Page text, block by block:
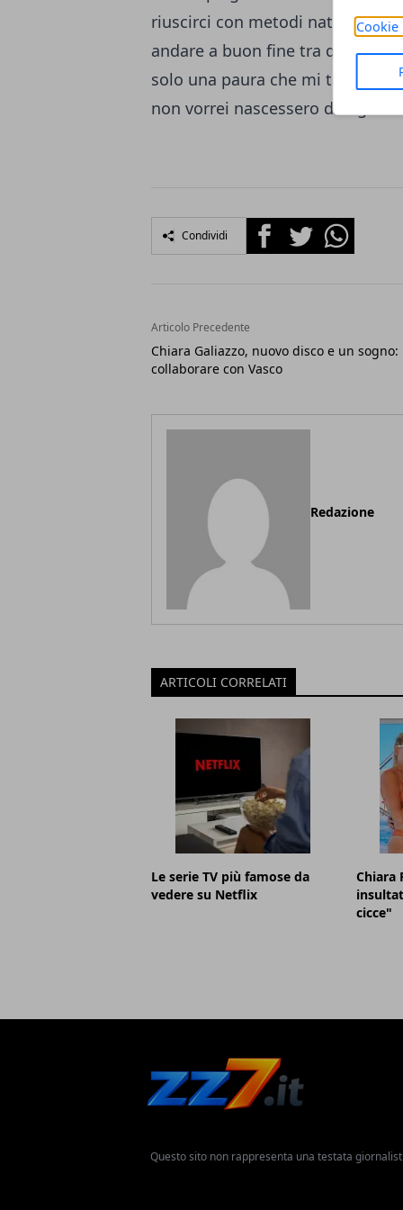
Cookie
riuscirci con metodi naturali;
andare a buon fine tra qualche
solo una paura che mi
non vorrei nascessero due
Condividi FacebookTwitterWhatsapp
Articolo Precedente
Chiara Galiazzo, nuovo disco e un sogno:
collaborare con Vasco
Redazione
ARTICOLI CORRELATI
Le serie TV più famose da
vedere su Netflix
Chiara
cicce"
Questo sito non rappresenta una testata